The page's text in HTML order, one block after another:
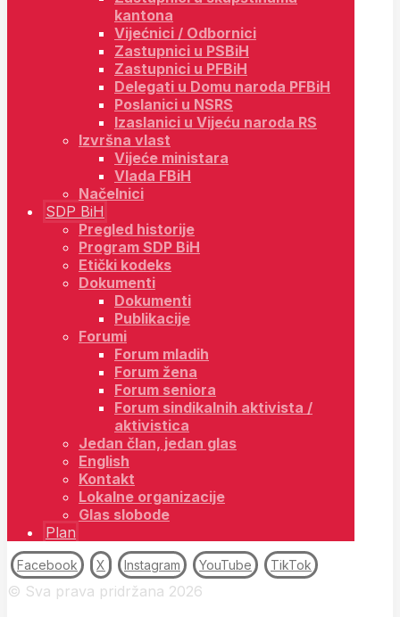
kantona
Vijećnici / Odbornici
Zastupnici u PSBiH
Zastupnici u PFBiH
Delegati u Domu naroda PFBiH
Poslanici u NSRS
Izaslanici u Vijeću naroda RS
Izvršna vlast
Vijeće ministara
Vlada FBiH
Načelnici
SDP BiH
Pregled historije
Program SDP BiH
Etički kodeks
Dokumenti
Dokumenti
Publikacije
Forumi
Forum mladih
Forum žena
Forum seniora
Forum sindikalnih aktivista /
aktivistica
Jedan član, jedan glas
English
Kontakt
Lokalne organizacije
Glas slobode
Plan
Facebook X Instagram YouTube TikTok
© Sva prava pridržana 2026